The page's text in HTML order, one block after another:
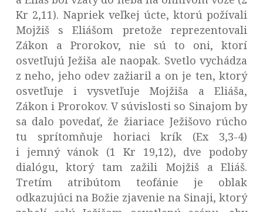
Kr 2,11). Napriek veľkej úcte, ktorú požívali
Mojžiš s Eliášom pretože reprezentovali
Zákon a Prorokov, nie sú to oni, ktorí
osvetľujú Ježiša ale naopak. Svetlo vychádza
z neho, jeho odev zažiaril a on je ten, ktorý
osvetľuje i vysvetľuje Mojžiša a Eliáša,
Zákon i Prorokov. V súvislosti so Sinajom by
sa dalo povedať, že žiariace Ježišovo rúcho
tu sprítomňuje horiaci krík (Ex 3,3-4)
i jemný vánok (1 Kr 19,12), dve podoby
dialógu, ktorý tam zažili Mojžiš a Eliáš.
Tretím atribútom teofánie je oblak
odkazujúci na Božie zjavenie na Sinaji, ktorý